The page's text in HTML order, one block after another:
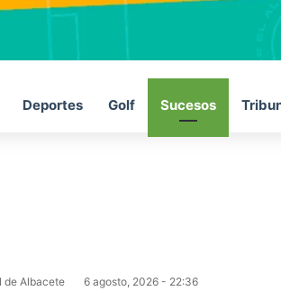
Deportes Golf Sucesos
de Albacete 6 agosto, 2026 - 22:36